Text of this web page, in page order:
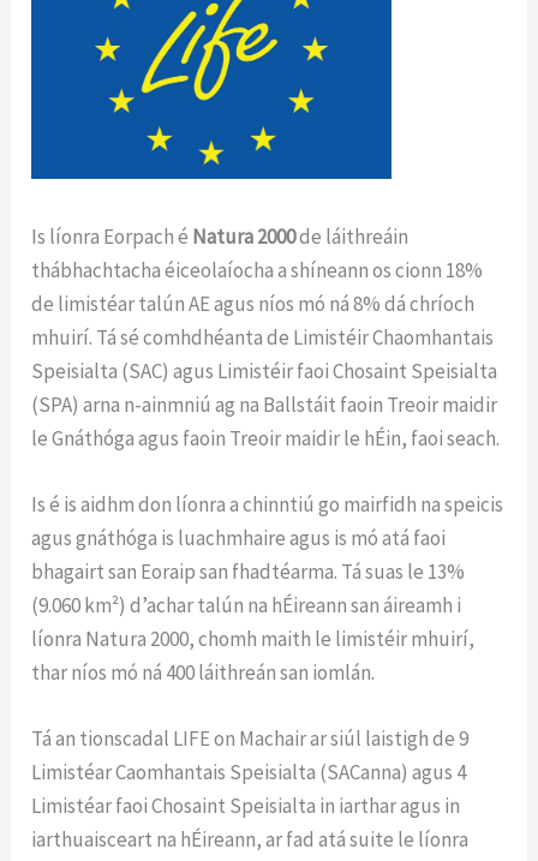
Is líonra Eorpach é Natura 2000de láithreáin
thábhachtacha éiceolaíocha a shíneann os cionn 18%
de limistéar talún AE agus níos mó ná 8% dá chríoch
mhuirí. Tá sé comhdhéanta de Limistéir Chaomhantais
Speisialta (SAC) agus Limistéir faoi Chosaint Speisialta
(SPA) arna n-ainmniú ag na Ballstáit faoin Treoir maidir
le Gnáthóga agus faoin Treoir maidir le hÉin, faoi seach.
Is é is aidhm don líonra a chinntiú go mairfidh na speicis
agus gnáthóga is luachmhaire agus is mó atá faoi
bhagairt san Eoraip san fhadtéarma. Tá suas le 13%
(9.060 km²) d’achar talún na hÉireann san áireamh i
líonra Natura 2000, chomh maith le limistéir mhuirí,
thar níos mó ná 400 láithreán san iomlán.
Tá an tionscadal LIFE on Machair ar siúl laistigh de 9
Limistéar Caomhantais Speisialta (SACanna) agus 4
Limistéar faoi Chosaint Speisialta in iarthar agus in
iarthuaisceart na hÉireann, ar fad atá suite le líonra